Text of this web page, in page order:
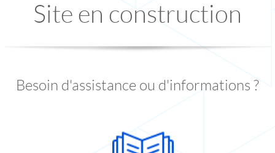
Site en construction
Besoin d'assistance ou d'informations ?